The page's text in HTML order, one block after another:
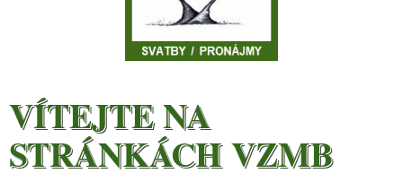
VÍTEJTE NA
STRÁNKÁCH VZMB